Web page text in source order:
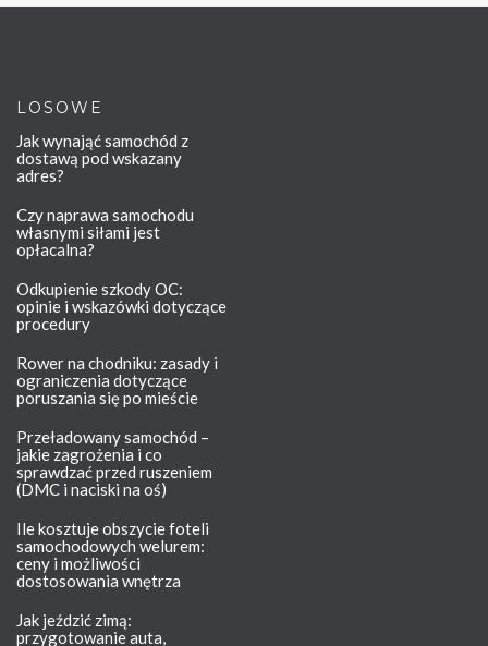
LOSOWE
Jak wynająć samochód z
dostawą pod wskazany
adres?
Czy naprawa samochodu
własnymi siłami jest
opłacalna?
Odkupienie szkody OC:
opinie i wskazówki dotyczące
procedury
Rower na chodniku: zasady i
ograniczenia dotyczące
poruszania się po mieście
Przeładowany samochód –
jakie zagrożenia i co
sprawdzać przed ruszeniem
(DMC i naciski na oś)
Ile kosztuje obszycie foteli
samochodowych welurem:
ceny i możliwości
dostosowania wnętrza
Jak jeździć zimą:
przygotowanie auta,